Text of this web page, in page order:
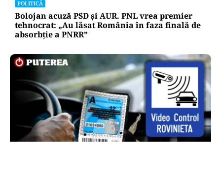
POLITICĂ
Bolojan acuză PSD și AUR. PNL vrea premier
tehnocrat: „Au lăsat România în faza finală de
absorbţie a PNRR”